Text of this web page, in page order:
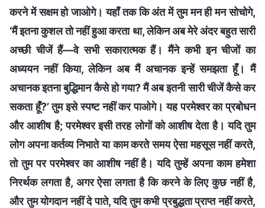
करने में सक्षम हो जाओगे। यहाँ तक कि अंत में तुम मन ही मन सोचोगे,
‘मैं इतना कुशल तो नहीं हुआ करता था, लेकिन अब मेरे अंदर बहुत सारी
अच्छी चीजें हैं—वे सभी सकारात्मक हैं। मैंने कभी इन चीजों का
अध्ययन नहीं किया, लेकिन अब मैं अचानक इन्हें समझता हूँ। मैं
अचानक इतना बुद्धिमान कैसे हो गया? मैं अब इतनी सारी चीजें कैसे कर
सकता हूँ?’ तुम इसे स्पष्ट नहीं कर पाओगे। यह परमेश्वर का प्रबोधन
और आशीष है; परमेश्वर इसी तरह लोगों को आशीष देता है। यदि तुम
लोग अपना कर्तव्य निभाते या काम करते समय ऐसा महसूस नहीं करते,
तो तुम पर परमेश्वर का आशीष नहीं है। यदि तुम्हें अपना काम हमेशा
निरर्थक लगता है, अगर ऐसा लगता है कि करने के लिए कुछ नहीं है,
और तुम योगदान नहीं दे पाते, यदि तुम कभी प्रबुद्धता प्राप्त नहीं करते,